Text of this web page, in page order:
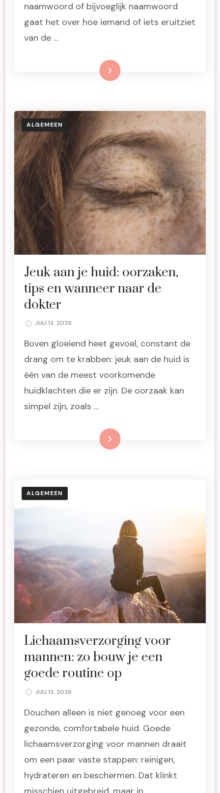
naamwoord of bijvoeglijk naamwoord
gaat het over hoe iemand of iets eruitziet
van de …
Lees meer
ALGEMEEN
Jeuk aan je huid: oorzaken,
tips en wanneer naar de
dokter
JULI 13, 2026
Boven gloeiend heet gevoel, constant de
drang om te krabben: jeuk aan de huid is
één van de meest voorkomende
huidklachten die er zijn. De oorzaak kan
simpel zijn, zoals …
Lees meer
ALGEMEEN
Lichaamsverzorging voor
mannen: zo bouw je een
goede routine op
JULI 13, 2026
Douchen alleen is niet genoeg voor een
gezonde, comfortabele huid. Goede
lichaamsverzorging voor mannen draait
om een paar vaste stappen: reinigen,
hydrateren en beschermen. Dat klinkt